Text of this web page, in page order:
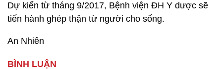
Dự kiến từ tháng 9/2017, Bệnh viện ĐH Y dược sẽ
tiến hành ghép thận từ người cho sống.
An Nhiên